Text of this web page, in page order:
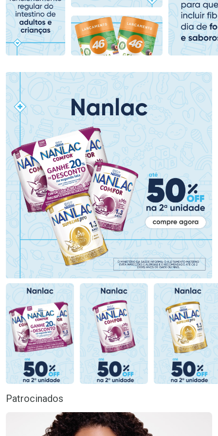
Comprar sem Desconto
Por R$ 69,59/cada
Comprar sem Desconto
Por R$ 69,59/cada
Comprar sem Desconto
Por R$ 180,99/cada
Comprar sem Desconto
Por R$ 180,99/cada
Patrocinados